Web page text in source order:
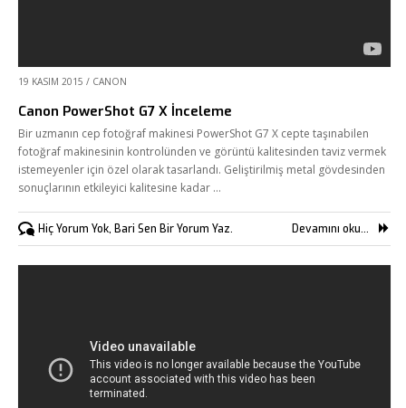
19 KASIM 2015 / CANON
Canon PowerShot G7 X İnceleme
Bir uzmanın cep fotoğraf makinesi PowerShot G7 X cepte taşınabilen
fotoğraf makinesinin kontrolünden ve görüntü kalitesinden taviz vermek
istemeyenler için özel olarak tasarlandı. Geliştirilmiş metal gövdesinden
sonuçlarının etkileyici kalitesine kadar …
Hiç Yorum Yok, Bari Sen Bir Yorum Yaz. Devamını oku...